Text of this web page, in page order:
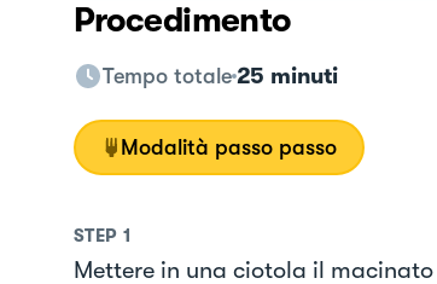
Procedimento
Tempo totale 25 minuti
Modalità passo passo
STEP 1
Mettere in una ciotola il